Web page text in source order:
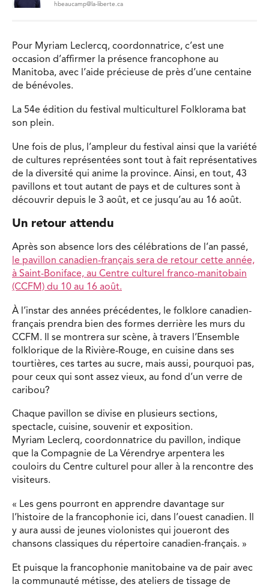
hbeaucamp@la-liberte.ca
Pour Myriam Leclercq, coordonnatrice, c’est une
occasion d’affirmer la présence francophone au
Manitoba, avec l’aide précieuse de près d’une centaine
de bénévoles.
La 54e édition du festival multiculturel Folklorama bat
son plein.
Une fois de plus, l’ampleur du festival ainsi que la variété
de cultures représentées sont tout à fait représentatives
de la diversité qui anime la province. Ainsi, en tout, 43
pavillons et tout autant de pays et de cultures sont à
découvrir depuis le 3 août, et ce jusqu’au au 16 août.
Un retour attendu
Après son absence lors des célébrations de l’an passé,
le pavillon canadien-français sera de retour cette année,
à Saint-Boniface, au Centre culturel franco-manitobain
(CCFM) du 10 au 16 août.
À l’instar des années précédentes, le folklore canadien-
français prendra bien des formes derrière les murs du
CCFM. Il se montrera sur scène, à travers l’Ensemble
folklorique de la Rivière-Rouge, en cuisine dans ses
tourtières, ces tartes au sucre, mais aussi, pourquoi pas,
pour ceux qui sont assez vieux, au fond d’un verre de
caribou?
Chaque pavillon se divise en plusieurs sections,
spectacle, cuisine, souvenir et exposition.
Myriam Leclerq, coordonnatrice du pavillon, indique
que la Compagnie de La Vérendrye arpentera les
couloirs du Centre culturel pour aller à la rencontre des
visiteurs.
« Les gens pourront en apprendre davantage sur
l’histoire de la francophonie ici, dans l’ouest canadien. Il
y aura aussi de jeunes violonistes qui joueront des
chansons classiques du répertoire canadien-français. »
Et puisque la francophonie manitobaine va de pair avec
la communauté métisse, des ateliers de tissage de